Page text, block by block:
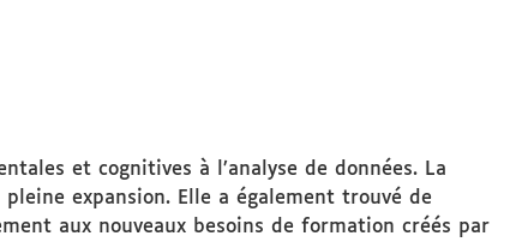
et cognitives à l’analyse de données. La
expansion. Elle a également trouvé de
aux nouveaux besoins de formation créés par